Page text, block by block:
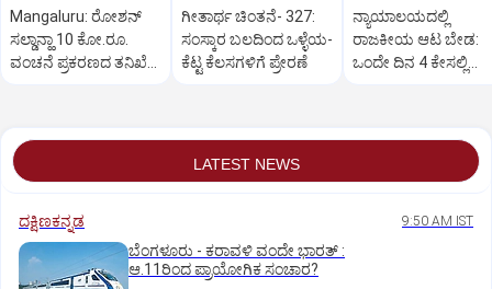
Mangaluru: ರೋಶನ್‌
ಸಲ್ಡಾನ್ಹಾ 10 ಕೋ.ರೂ.
ವಂಚನೆ ಪ್ರಕರಣದ ತನಿಖೆ
ಗೀತಾರ್ಥ ಚಿಂತನೆ- 327:
ಸಂಸ್ಕಾರ ಬಲದಿಂದ ಒಳ್ಳೆಯ-
ಕೆಟ್ಟ ಕೆಲಸಗಳಿಗೆ ಪ್ರೇರಣೆ
ನ್ಯಾಯಾಲಯದಲ್ಲಿ
ರಾಜಕೀಯ ಆಟ ಬೇಡ:
ಒಂದೇ ದಿನ 4 ಕೇಸಲ್ಲಿ
LATEST NEWS
ದಕ್ಷಿಣಕನ್ನಡ 9:50 AM IST
ಬೆಂಗಳೂರು - ಕರಾವಳಿ ವಂದೇ ಭಾರತ್‌ :
ಆ.11ರಿಂದ ಪ್ರಾಯೋಗಿಕ ಸಂಚಾರ?